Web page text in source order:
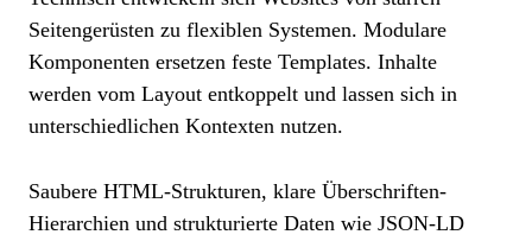
Seitengerüsten zu flexiblen Systemen. Modulare
Komponenten ersetzen feste Templates. Inhalte
werden vom Layout entkoppelt und lassen sich in
unterschiedlichen Kontexten nutzen.
Saubere HTML-Strukturen, klare Überschriften-
Hierarchien und strukturierte Daten wie JSON-LD